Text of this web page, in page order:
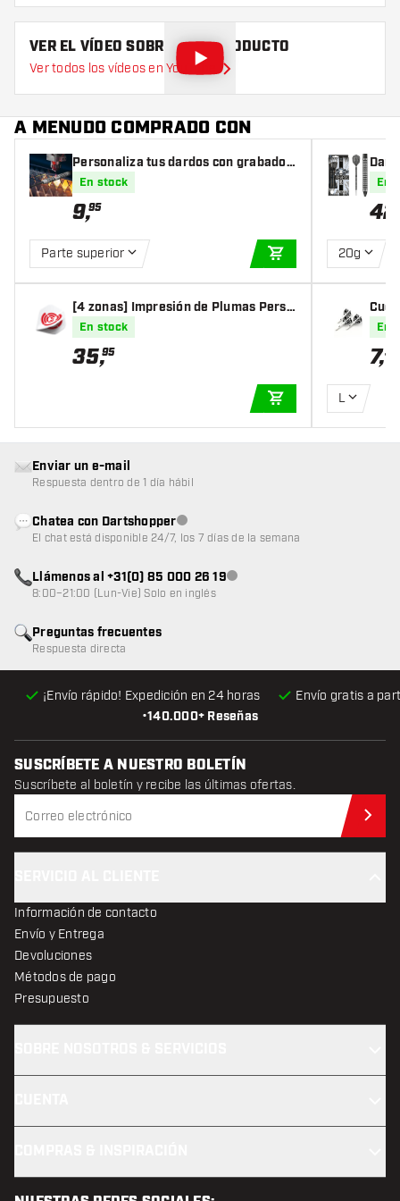
VER EL VÍDEO SOBRE ESTE PRODUCTO
Ver todos los vídeos en YouTube
A MENUDO COMPRADO CON
Personaliza tus dardos con grabado l
áser
En stock
9,95
Parte superior
AÑADIR A LA
[4 zonas] Impresión de Plumas Perso
nalizadas (10 Juegos)
En stock
35,95
AÑADIR A LA
de
En
42
20g
s -
En
7,35
L
•140.000+ Reseñas
¡Envío rápido! Expedición en 24 horas Envío gratis a
Preguntas frecuentes
Respuesta directa
Enviar un e-mail
Respuesta dentro de 1 día hábil
Chatea con DartshopperAtención al cliente no disponible
El chat está disponible 24/7, los 7 días de la semana
Llámenos al +31(0) 85 000 26 19Atención al cliente no disponible
8:00–21:00 (Lun-Vie) Solo en inglés
SUSCRÍBETE A NUESTRO BOLETÍN
Suscríbete al boletín y recibe las últimas ofertas.
Información de contacto
Envío y Entrega
Devoluciones
Métodos de pago
Presupuesto